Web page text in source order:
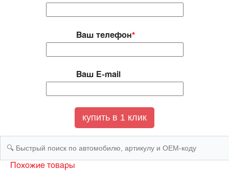
Ваш телефон*
Ваш E-mail
Похожие товары